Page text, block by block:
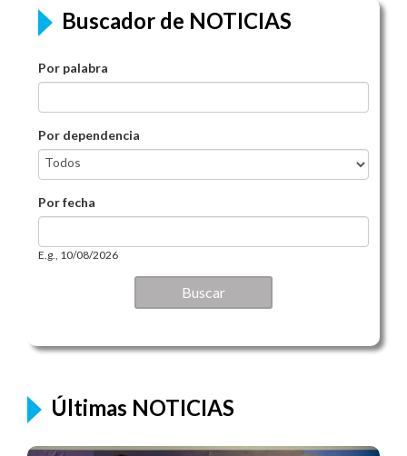
Buscador de NOTICIAS
Por palabra
Por dependencia
Por fecha
E.g., 10/08/2026
Últimas NOTICIAS